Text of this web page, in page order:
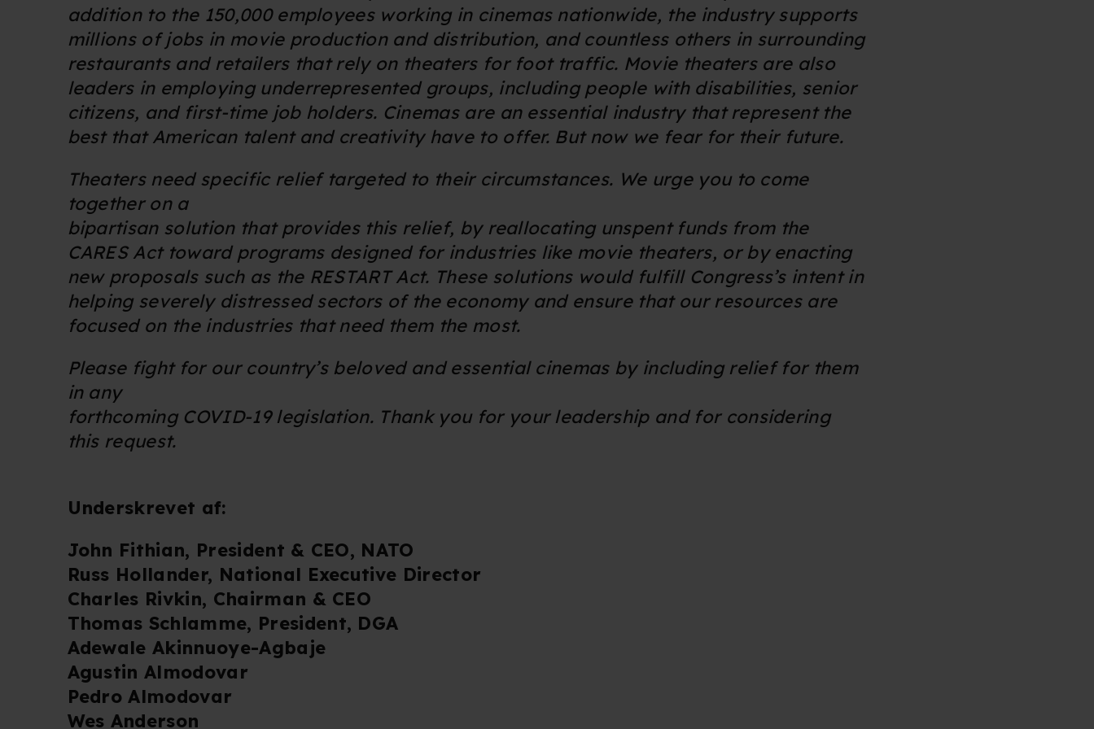
hele websitet.
Vi bruger egne cookies og cookies fra tredjeparter til at optimere dit besøg på vores hjemmeside. Det gør vi for at sikre
funktionalitet, generere statistik, huske dine præferencer og til markedsføring.
Når vi anvender cookies, behandler vi kortvarigt din IP-adresse. IP-adressen kan blive delt med vores partnere. Du kan
læse mere om vores brug af cookies og behandling af dine personoplysninger i både vores privatlivspolitik ogcookiepolitik.
addition to the 150,000 employees working in cinemas nationwide, the industry supports
millions of jobs in movie production and distribution, and countless others in surrounding
restaurants and retailers that rely on theaters for foot traffic. Movie theaters are also
leaders in employing underrepresented groups, including people with disabilities, senior
citizens, and first-time job holders. Cinemas are an essential industry that represent the
best that American talent and creativity have to offer. But now we fear for their future.
Theaters need specific relief targeted to their circumstances. We urge you to come
together on a
bipartisan solution that provides this relief, by reallocating unspent funds from the
CARES Act toward programs designed for industries like movie theaters, or by enacting
new proposals such as the RESTART Act. These solutions would fulfill Congress’s intent in
helping severely distressed sectors of the economy and ensure that our resources are
focused on the industries that need them the most.
Please fight for our country’s beloved and essential cinemas by including relief for them
in any
forthcoming COVID-19 legislation. Thank you for your leadership and for considering
this request.
Underskrevet af:
John Fithian, President & CEO, NATO
Russ Hollander, National Executive Director
Charles Rivkin, Chairman & CEO
Thomas Schlamme, President, DGA
Adewale Akinnuoye-Agbaje
Agustin Almodovar
Pedro Almodovar
Wes Anderson